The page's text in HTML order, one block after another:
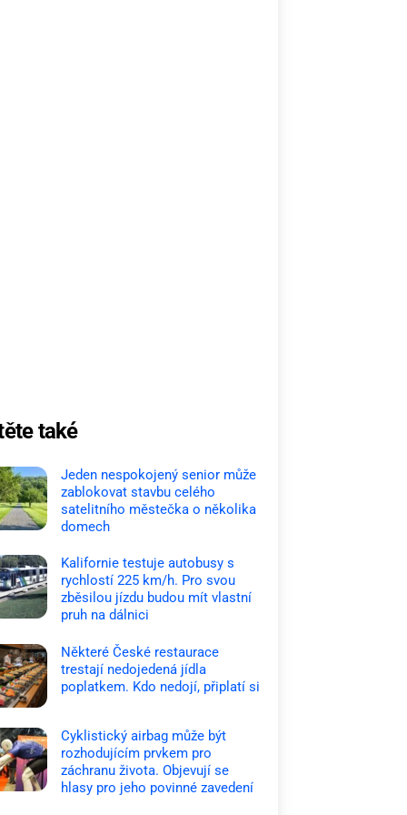
také
Jeden nespokojený senior může
zablokovat stavbu celého
satelitního městečka o několika
domech
Kalifornie testuje autobusy s
rychlostí 225 km/h. Pro svou
zběsilou jízdu budou mít vlastní
pruh na dálnici
Některé České restaurace
trestají nedojedená jídla
poplatkem. Kdo nedojí, připlatí si
Cyklistický airbag může být
rozhodujícím prvkem pro
záchranu života. Objevují se
hlasy pro jeho povinné zavedení